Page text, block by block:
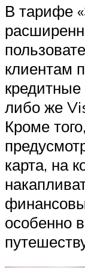
В тарифе
клиентам
либо же
Кроме
карта, на
особенно